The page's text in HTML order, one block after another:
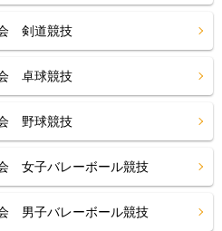
剣道競技
卓球競技
野球競技
女子バレーボール競技
男子バレーボール競技